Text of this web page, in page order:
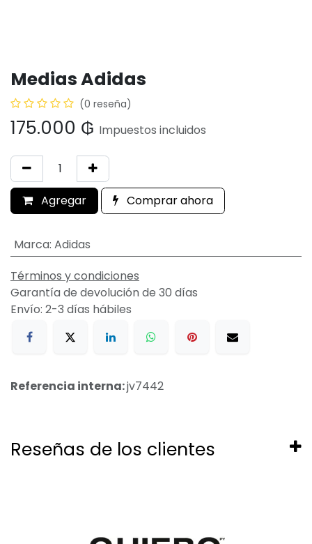
Medias Adidas
(0 reseña)
175.000 ₲ Impuestos incluidos
Agregar Comprar ahora
Marca: Adidas
Términos y condiciones
Garantía de devolución de 30 días
Envío: 2-3 días hábiles
Referencia interna:jv7442
Reseñas de los clientes